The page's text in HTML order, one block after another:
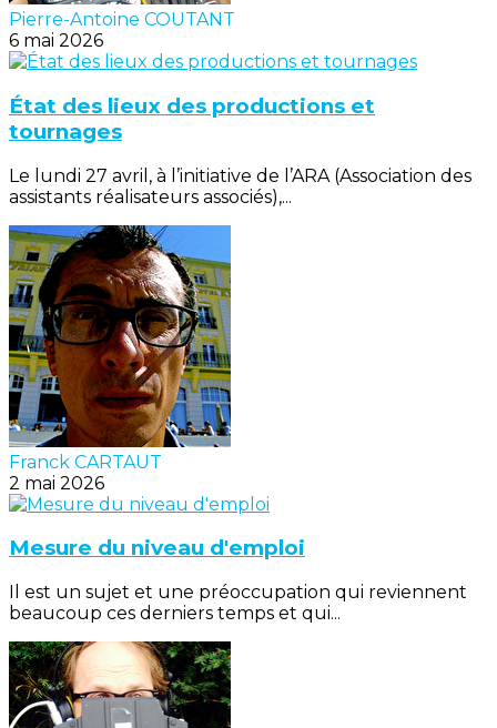
Pierre-Antoine COUTANT
6 mai 2026
État des lieux des productions et
tournages
Le lundi 27 avril, à l’initiative de l’ARA (Association des
assistants réalisateurs associés),...
Franck CARTAUT
2 mai 2026
Mesure du niveau d'emploi
Il est un sujet et une préoccupation qui reviennent
beaucoup ces derniers temps et qui...